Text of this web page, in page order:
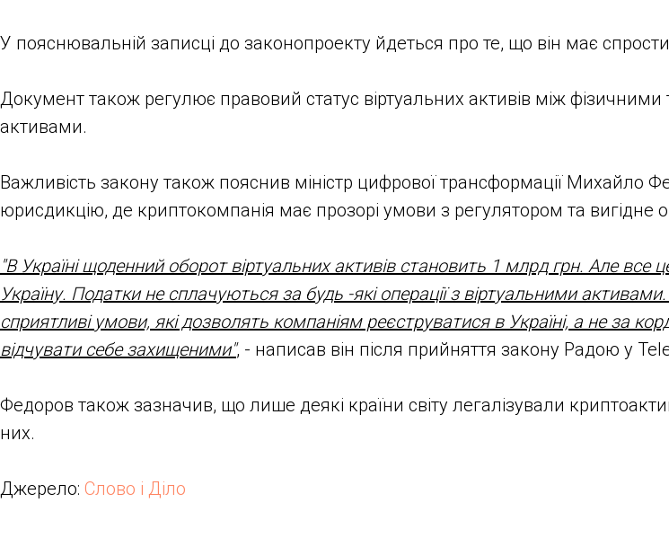
У пояснювальній записці до законопроекту йдеться про те, що він має
Документ також регулює правовий статус віртуальних активів між
активами.
Важливість закону також пояснив міністр цифрової трансформації
юрисдикцію, де криптокомпанія має прозорі умови з регулятором та вигідне
"В Україні щоденний оборот віртуальних активів становить 1 млрд грн. Але все
Україну. Податки не сплачуються за будь -які операції з віртуальними
сприятливі умови, які дозволять компаніям реєструватися в Україні, а не за
відчувати себе захищеними", - написав він після прийняття закону Радою у
Федоров також зазначив, що лише деякі країни світу легалізували
них.
Джерело: Слово і Діло